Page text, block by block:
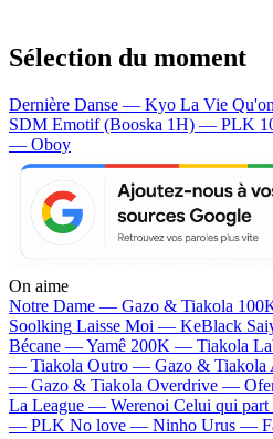
Sélection du moment
Dernière Danse — Kyo La Vie
SDM Emotif (Booska 1H) — PLK
— Oboy
On aime
Notre Dame — Gazo & Tiakola
Soolking Laisse Moi — KeBlack
Bécane —Yamê 200K — Tiakola
— Tiakola Outro — Gazo & Tiakola
— Gazo & Tiakola Overdrive —
La League — Werenoi Celui qui
— PLK No love — Ninho Urus —